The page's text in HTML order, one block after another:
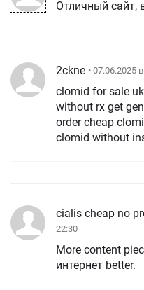
Отличный сайт,
2ckne • 07.06.2025
clomid for sale
without rx get
order cheap
clomid without
cialis cheap no
22:30
More content
интернет better.